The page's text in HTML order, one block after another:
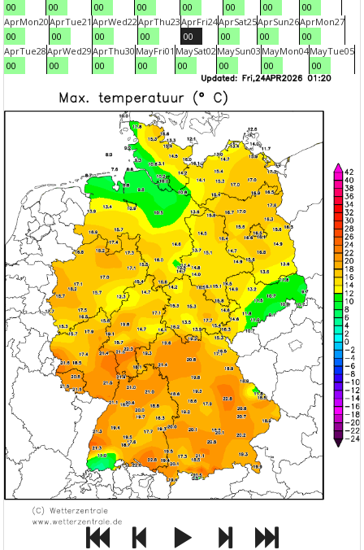
00
00
00
00
00
00
00
00
AprMon20
00
AprTue21
00
AprWed22
00
AprThu23
00
AprFri24
00
AprSat25
00
AprSun26
00
AprMon27
00
AprTue28
00
AprWed29
00
AprThu30
00
MayFri01
00
MaySat02
00
MaySun03
00
MayMon04
00
MayTue05
00